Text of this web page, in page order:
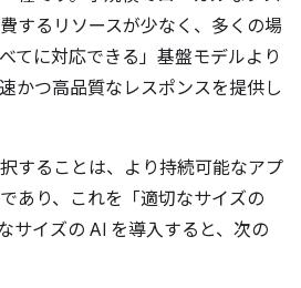
するリソースが少なく、多くの場
てに対応できる」基盤モデルより
かつ高品質なレスポンスを提供し
することは、より持続可能なアプ
あり、これを「適切なサイズの
サイズの AI を導入すると、次の